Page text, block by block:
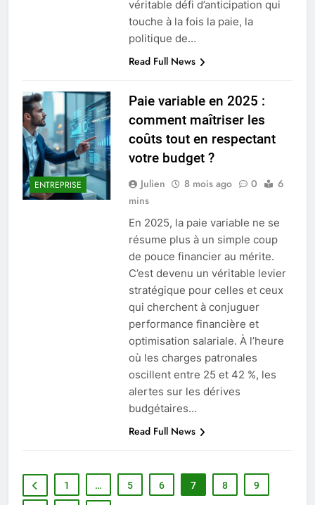
véritable défi d’anticipation qui
touche à la fois la paie, la
politique de…
Read Full News
ENTREPRISE
Paie variable en 2025 :
comment maîtriser les
coûts tout en respectant
votre budget ?
Julien 8 mois ago 0
6
mins
En 2025, la paie variable ne se
résume plus à un simple coup
de pouce financier au mérite.
C’est devenu un véritable levier
stratégique pour celles et ceux
qui cherchent à conjuguer
performance financière et
optimisation salariale. À l’heure
où les charges patronales
oscillent entre 25 et 42 %, les
alertes sur les dérives
budgétaires…
Read Full News
1 … 5 6 7 8 9